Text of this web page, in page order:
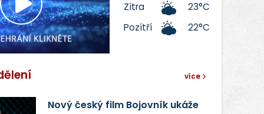
Přehrát
video
Zítra
23°C
Pozítří
22°C
více
Nový český film Bojovník ukáže